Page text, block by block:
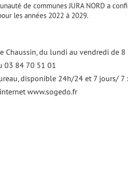
de communes JURA NORD a
les années 2022 à 2029.
Chaussin, du lundi au vendredi de
03 84 70 51 01
disponible 24h/24 et 7 jours/
www.sogedo.fr